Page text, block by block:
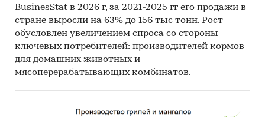
BusinesStat в 2026 г, за 2021-2025 гг его продажи в
стране выросли на 63% до 156 тыс тонн. Рост
обусловлен увеличением спроса со стороны
ключевых потребителей: производителей кормов
для домашних животных и
мясоперерабатывающих комбинатов.